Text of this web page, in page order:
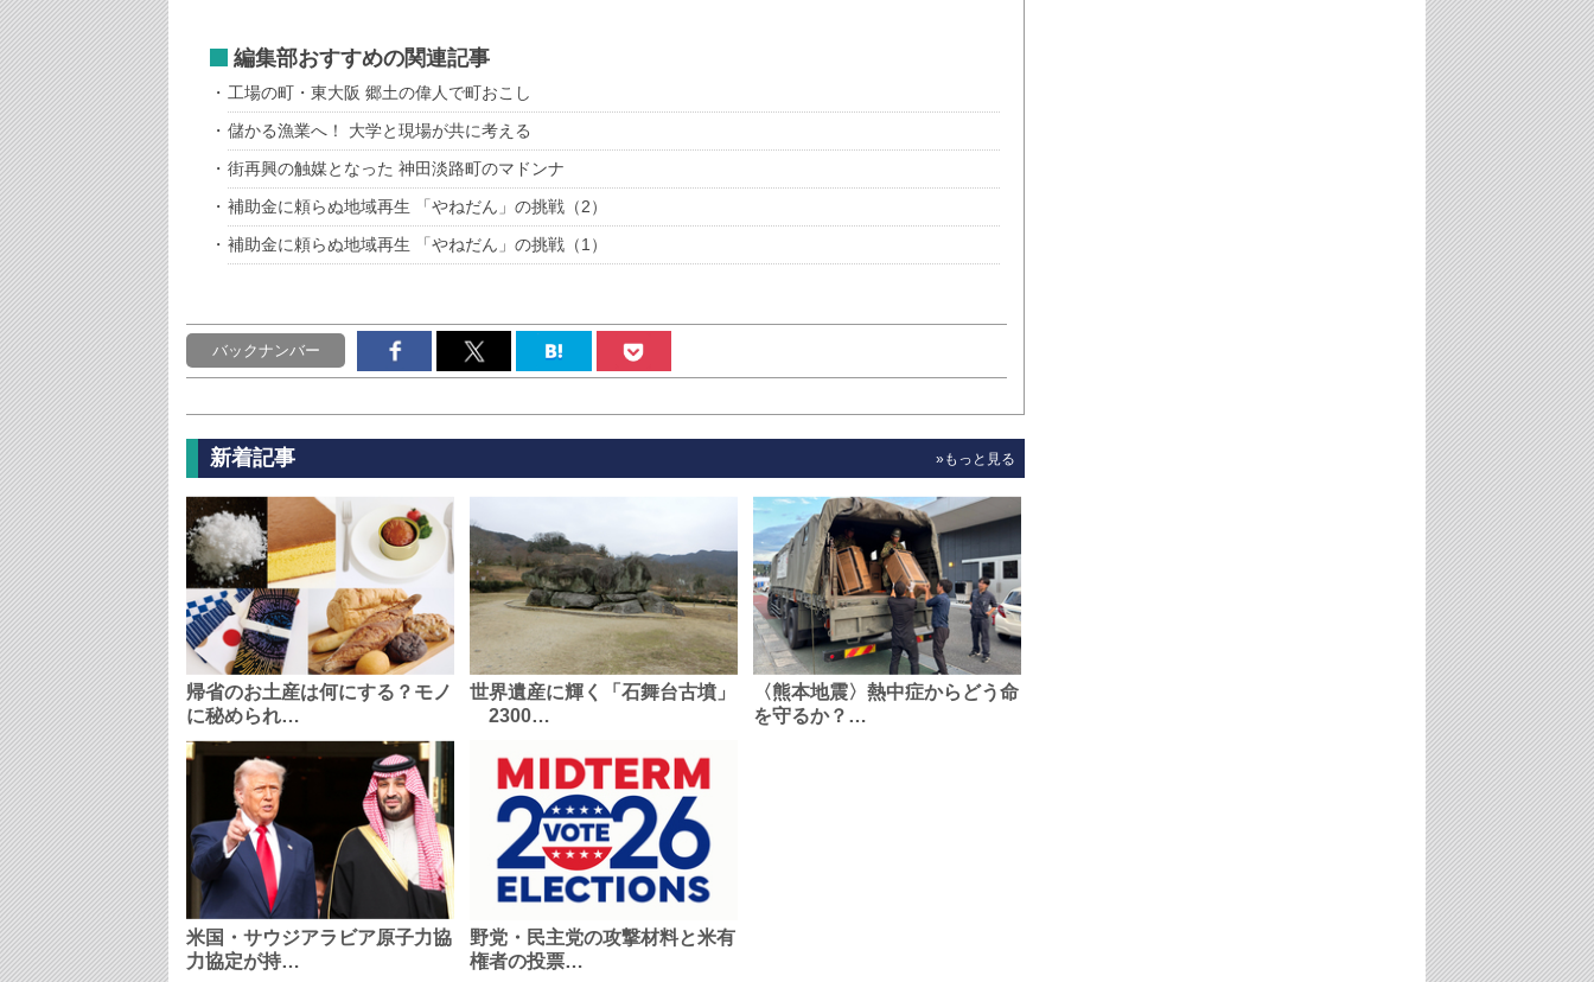
編集部おすすめの関連記事
工場の町・東大阪 郷土の偉人で町おこし
儲かる漁業へ！ 大学と現場が共に考える
街再興の触媒となった 神田淡路町のマドンナ
補助金に頼らぬ地域再生 「やねだん」の挑戦（2）
補助金に頼らぬ地域再生 「やねだん」の挑戦（1）
バックナンバー
新着記事 »もっと見る
帰省のお土産は何にする？モノ
に秘められ…
世界遺産に輝く「石舞台古墳」
2300…
〈熊本地震〉熱中症からどう命
を守るか？…
米国・サウジアラビア原子力協
力協定が持…
野党・民主党の攻撃材料と米有
権者の投票…